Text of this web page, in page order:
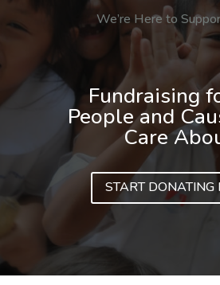
We’re Here to
Fundraising
People and
Care
START DONATING